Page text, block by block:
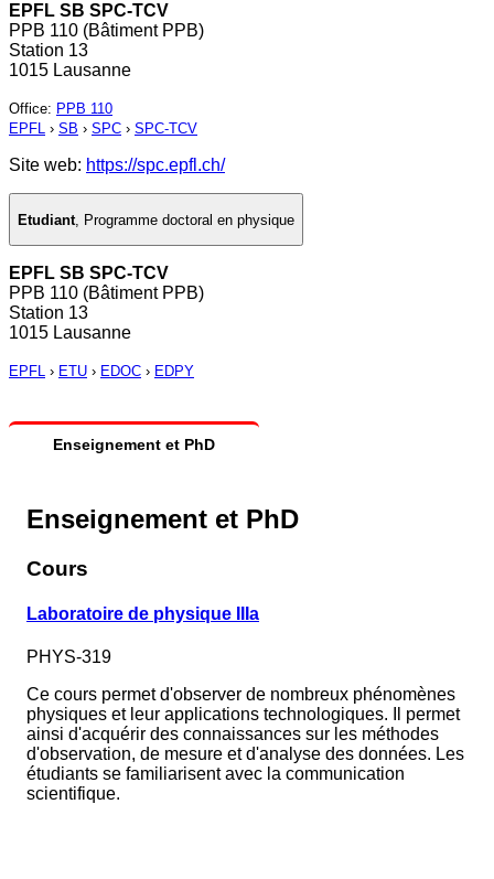
EPFL SB SPC-TCV
PPB 110 (Bâtiment PPB)
Station 13
1015 Lausanne
Office: PPB 110
EPFL › SB › SPC › SPC-TCV
Site web: https://spc.epfl.ch/
Etudiant Programme doctoral en physique
EPFL SB SPC-TCV
PPB 110 (Bâtiment PPB)
Station 13
1015 Lausanne
EPFL › ETU › EDOC › EDPY
Enseignement et PhD
Enseignement et PhD
Cours
Laboratoire de physique IIIa
PHYS-319
Ce cours permet d'observer de nombreux phénomènes
physiques et leur applications technologiques. Il permet
ainsi d'acquérir des connaissances sur les méthodes
d'observation, de mesure et d'analyse des données. Les
étudiants se familiarisent avec la communication
scientifique.